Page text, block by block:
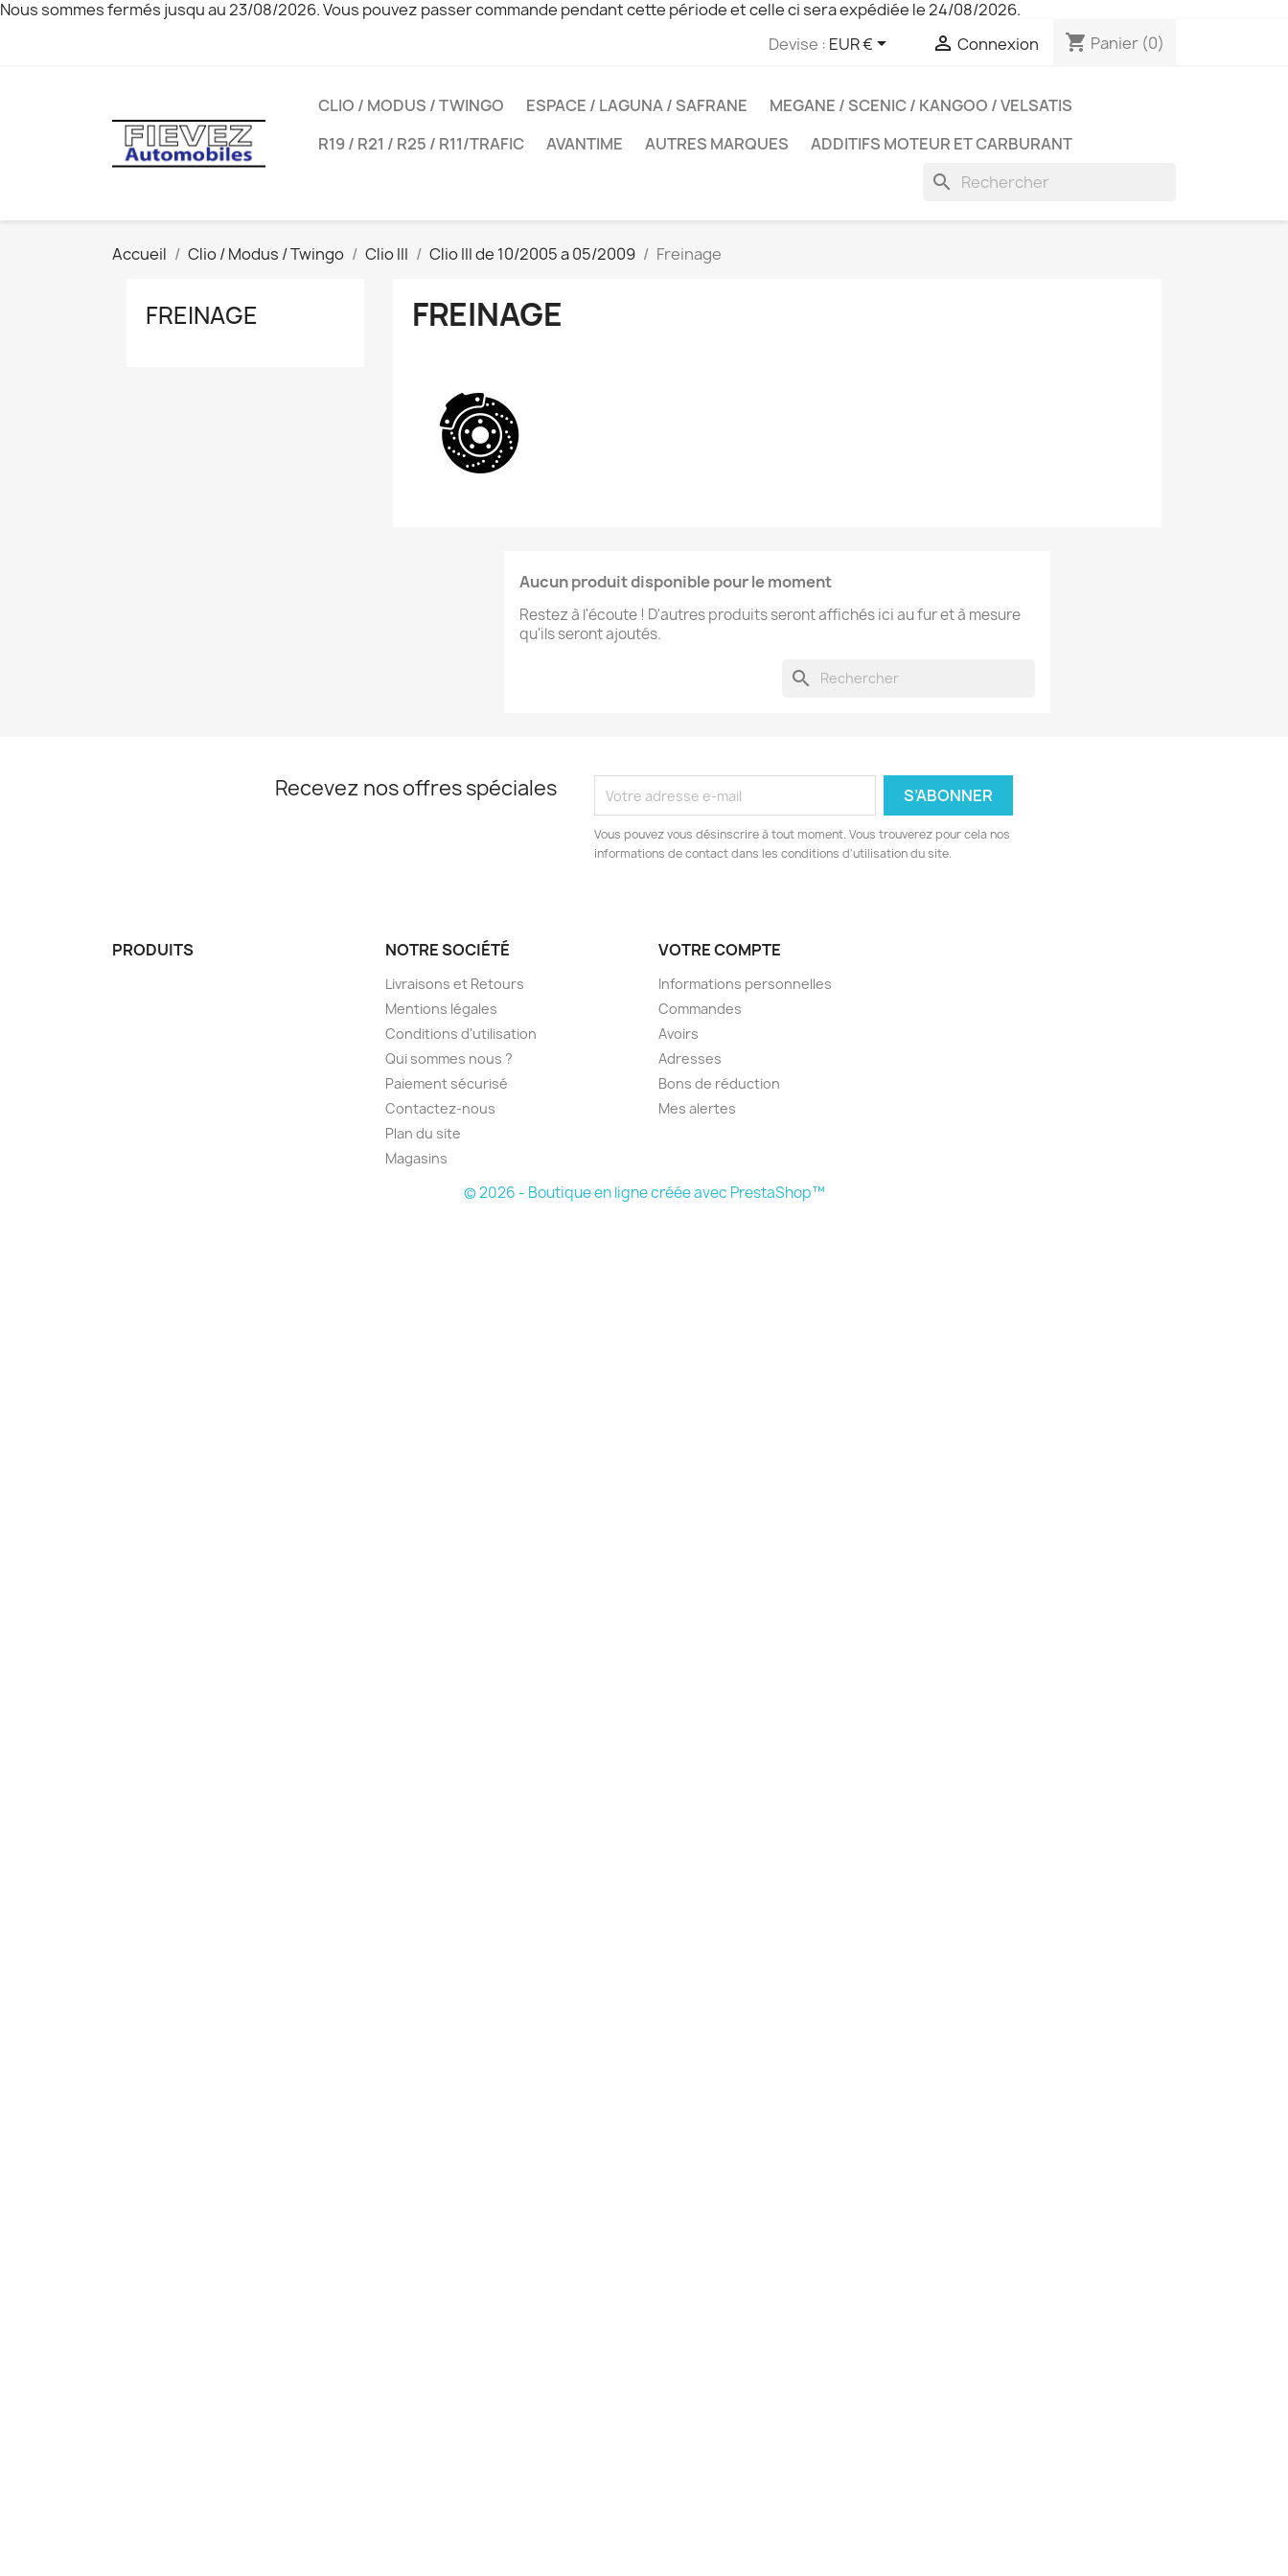
Nous sommes fermés jusqu au 23/08/2026. Vous pouvez passer commande pendant cette période et celle ci sera expédiée le 24/08/2026.
Devise : EUR €  Connexion shopping_cart Panier (0)
CLIO / MODUS / TWINGO ESPACE / LAGUNA / SAFRANE
MEGANE / SCENIC / KANGOO / VELSATIS
R19 / R21 / R25 / R11/TRAFIC
AVANTIME AUTRES MARQUES ADDITIFS MOTEUR ET CARBURANT
search
Accueil Clio / Modus / Twingo Clio III Clio III de 10/2005 a 05/2009 Freinage
FREINAGE FREINAGE
Aucun produit disponible pour le moment
Restez à l'écoute ! D'autres produits seront affichés ici au fur et à mesure
qu'ils seront ajoutés.
search
Recevez nos offres spéciales
Vous pouvez vous désinscrire à tout moment. Vous trouverez pour cela nos
informations de contact dans les conditions d'utilisation du site.
PRODUITS NOTRE SOCIÉTÉ
Livraisons et Retours
Mentions légales
Conditions d'utilisation
Qui sommes nous ?
Paiement sécurisé
Contactez-nous
Plan du site
Magasins
VOTRE COMPTE
Informations personnelles
Commandes
Avoirs
Adresses
Bons de réduction
Mes alertes
© 2026 - Boutique en ligne créée avec PrestaShop™